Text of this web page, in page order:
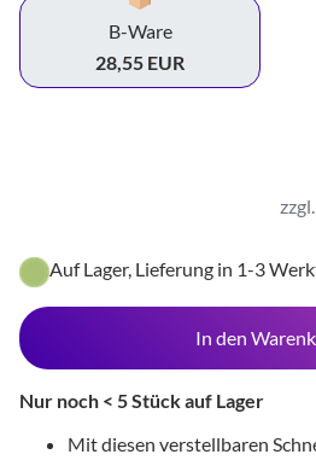
Auf Lager, Lieferung in 1-3
In den
B-Ware
28,55 EUR
Nur noch < 5 Stück auf Lager
Mit diesen verstellbaren